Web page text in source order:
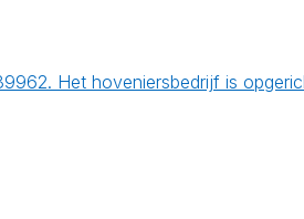
Het hoveniersbedrijf is